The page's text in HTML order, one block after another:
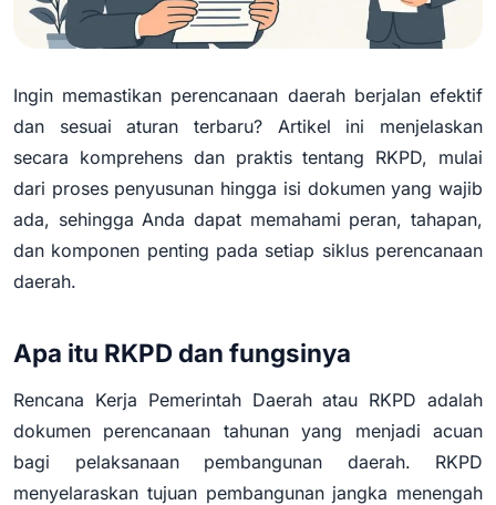
Ingin memastikan perencanaan daerah berjalan efektif
dan sesuai aturan terbaru? Artikel ini menjelaskan
secara komprehens dan praktis tentang RKPD, mulai
dari proses penyusunan hingga isi dokumen yang wajib
ada, sehingga Anda dapat memahami peran, tahapan,
dan komponen penting pada setiap siklus perencanaan
daerah.
Apa itu RKPD dan fungsinya
Rencana Kerja Pemerintah Daerah atau RKPD adalah
dokumen perencanaan tahunan yang menjadi acuan
bagi pelaksanaan pembangunan daerah. RKPD
menyelaraskan tujuan pembangunan jangka menengah